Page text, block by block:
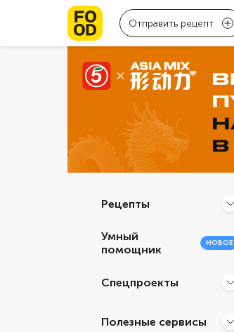
Отправить рецепт
Рецепты
Умный
помощник
НОВОЕ
Спецпроекты
Полезные сервисы